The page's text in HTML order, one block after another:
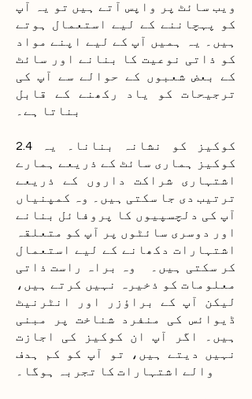
ویب سائٹ پر واپس آتے ہیں تو یہ آپ
کو پہچاننے کے لیے استعمال ہوتے
ہیں۔ یہ ہمیں آپ کے لیے اپنے مواد
کو ذاتی نوعیت کا بنانے اور سائٹ
کے بعض شعبوں کے حوالے سے آپ کی
ترجیحات کو یاد رکھنے کے قابل
بناتا ہے۔
2.4 کوکیز کو نشانہ بنانا۔ یہ
کوکیز ہماری سائٹ کے ذریعے ہمارے
اشتہاری شراکت داروں کے ذریعے
ترتیب دی جا سکتی ہیں۔ وہ کمپنیاں
آپ کی دلچسپیوں کا پروفائل بنانے
اور دوسری سائٹوں پر آپ کو متعلقہ
اشتہارات دکھانے کے لیے استعمال
کر سکتی ہیں۔ وہ براہ راست ذاتی
معلومات کو ذخیرہ نہیں کرتے ہیں،
لیکن آپ کے براؤزر اور انٹرنیٹ
ڈیوائس کی منفرد شناخت پر مبنی
ہیں۔ اگر آپ ان کوکیز کی اجازت
نہیں دیتے ہیں، تو آپ کو کم ہدف
والے اشتہارات کا تجربہ ہوگا۔